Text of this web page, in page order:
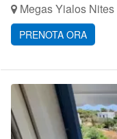
Megas Yialos Nites
PRENOTA ORA